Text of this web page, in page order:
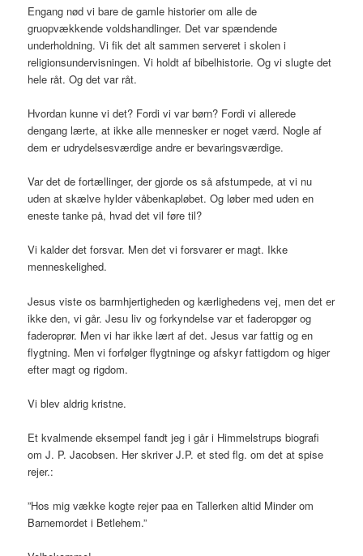
Engang nød vi bare de gamle historier om alle de
gruopvækkende voldshandlinger. Det var spændende
underholdning. Vi fik det alt sammen serveret i skolen i
religionsundervisningen. Vi holdt af bibelhistorie. Og vi slugte det
hele råt. Og det var råt.
Hvordan kunne vi det? Fordi vi var børn? Fordi vi allerede
dengang lærte, at ikke alle mennesker er noget værd. Nogle af
dem er udrydelsesværdige andre er bevaringsværdige.
Var det de fortællinger, der gjorde os så afstumpede, at vi nu
uden at skælve hylder våbenkapløbet. Og løber med uden en
eneste tanke på, hvad det vil føre til?
Vi kalder det forsvar. Men det vi forsvarer er magt. Ikke
menneskelighed.
Jesus viste os barmhjertigheden og kærlighedens vej, men det er
ikke den, vi går. Jesu liv og forkyndelse var et faderopgør og
faderoprør. Men vi har ikke lært af det. Jesus var fattig og en
flygtning. Men vi forfølger flygtninge og afskyr fattigdom og higer
efter magt og rigdom.
Vi blev aldrig kristne.
Et kvalmende eksempel fandt jeg i går i Himmelstrups biografi
om J. P. Jacobsen. Her skriver J.P. et sted flg. om det at spise
rejer.:
”Hos mig vække kogte rejer paa en Tallerken altid Minder om
Barnemordet i Betlehem.”